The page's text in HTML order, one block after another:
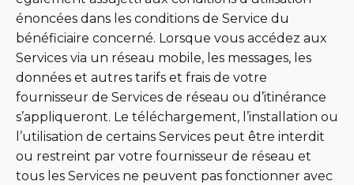
énoncées dans les conditions de Service du
bénéficiaire concerné. Lorsque vous accédez aux
Services via un réseau mobile, les messages, les
données et autres tarifs et frais de votre
fournisseur de Services de réseau ou d’itinérance
s’appliqueront. Le téléchargement, l’installation ou
l’utilisation de certains Services peut être interdit
ou restreint par votre fournisseur de réseau et
tous les Services ne peuvent pas fonctionner avec